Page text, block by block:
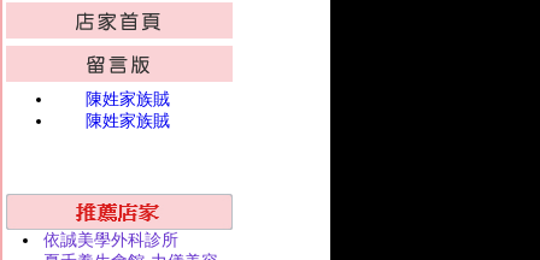
陳姓家族賊
陳姓家族賊
依誠美學外科診所